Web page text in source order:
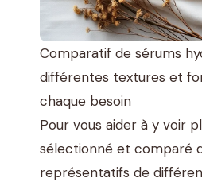
Comparatif de sérums
différentes textures et
chaque besoin
Pour vous aider à y voir
sélectionné et comparé
représentatifs de